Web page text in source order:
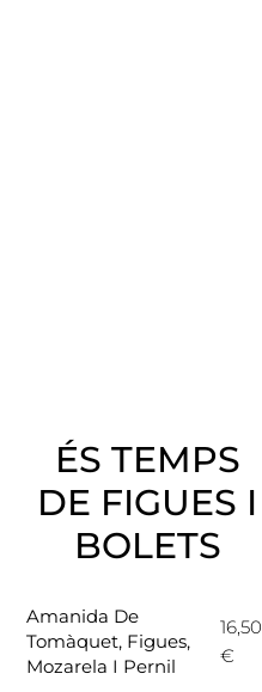
ÉS TEMPS
DE FIGUES I
BOLETS
Amanida De
Tomàquet, Figues,
Mozarela I Pernil
16,50
€